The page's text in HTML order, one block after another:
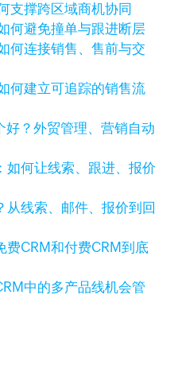
支撑跨区域商机协同
何避免撞单与跟进断层
何连接销售、售前与交
何建立可追踪的销售流
？外贸管理、营销自动
如何让线索、跟进、报价
线索、邮件、报价到回
费CRM和付费CRM到底
中的多产品线机会管